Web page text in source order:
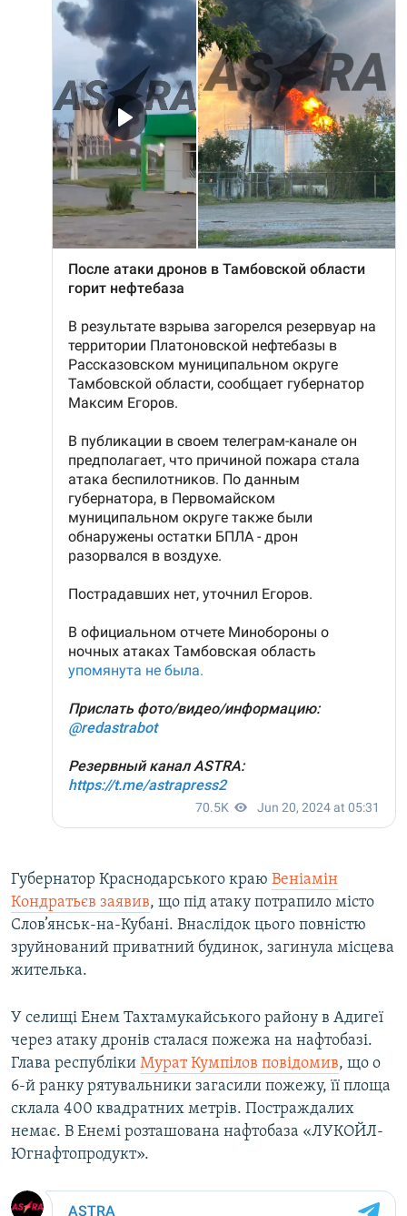
Губернатор Краснодарського краю Веніамін
Кондратьєв заявив, що під атаку потрапило місто
Слов’янськ-на-Кубані. Внаслідок цього повністю
зруйнований приватний будинок, загинула місцева
жителька.
У селищі Енем Тахтамукайського району в Адигеї
через атаку дронів сталася пожежа на нафтобазі.
Глава республіки Мурат Кумпілов повідомив, що о
6-й ранку рятувальники загасили пожежу, її площа
склала 400 квадратних метрів. Постраждалих
немає. В Енемі розташована нафтобаза «ЛУКОЙЛ-
Югнафтопродукт».